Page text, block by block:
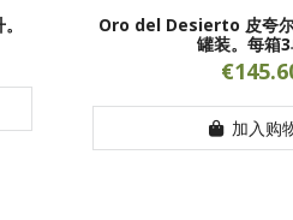
Oro del Desierto 皮夸
罐装。每箱
加入购